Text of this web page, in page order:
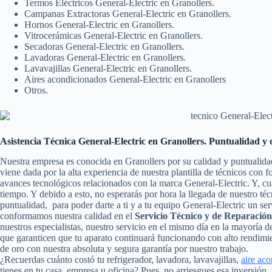
Termos Eléctricos General-Electric en Granollers.
Campanas Extractoras General-Electric en Granollers.
Hornos General-Electric en Granollers.
Vitrocerámicas General-Electric en Granollers.
Secadoras General-Electric en Granollers.
Lavadoras General-Electric en Granollers.
Lavavajillas General-Electric en Granollers.
Aires acondicionados General-Electric en Granollers
Otros.
Asistencia Técnica General-Electric en Granollers. Puntualidad y
Nuestra empresa es conocida en Granollers por su calidad y
viene dada por la alta experiencia de nuestra plantilla de técnicos con
avances tecnológicos relacionados con la marca General-Electric. Y,
tiempo. Y debido a esto, no esperarás por hora la llegada de nuestro
puntualidad, para poder darte a ti y a tu equipo General-Electric un
conformamos nuestra calidad en el Servicio Técnico y de
nuestros especialistas, nuestro servicio en el mismo día en la mayoría
que garanticen que tu aparato continuará funcionando con alto
de oro con nuestra absoluta y segura garantía por nuestro trabajo.
¿Recuerdas cuánto costó tu refrigerador, lavadora, lavavajillas, aire